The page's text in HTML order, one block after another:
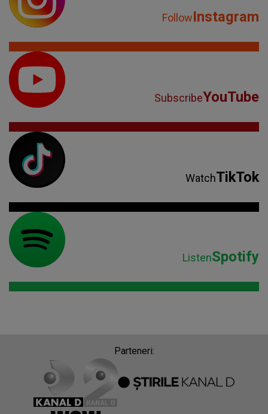
FollowInstagram
SubscribeYouTube
WatchTikTok
ListenSpotify
Parteneri: